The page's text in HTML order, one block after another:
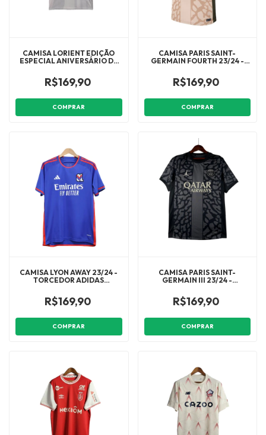
CAMISA LORIENT EDIÇÃO
ESPECIAL ANIVERSÁRIO DE
UMBRO MASCULINA -
BRANCA COM DETALHES EM
R$169,90
COMPRAR
CAMISA PARIS SAINT-
GERMAIN FOURTH 23/24 -
MASCULINA - BEGE COM
DETALHES EM AZUL
R$169,90
COMPRAR
CAMISA LYON AWAY 23/24 -
TORCEDOR ADIDAS
R$169,90
COMPRAR
CAMISA PARIS SAINT-
GERMAIN III 23/24 -
- PRETA COM DETALHES EM
CINZA
R$169,90
COMPRAR